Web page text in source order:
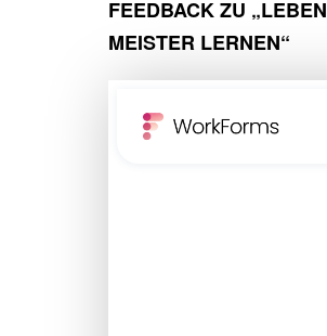
FEEDBACK ZU
MEISTER LERNEN“